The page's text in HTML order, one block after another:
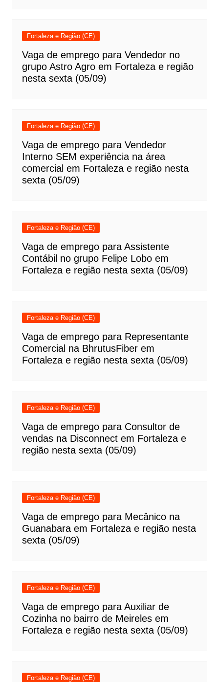
Fortaleza e Região (CE)
Vaga de emprego para Vendedor no
grupo Astro Agro em Fortaleza e região
nesta sexta (05/09)
Fortaleza e Região (CE)
Vaga de emprego para Vendedor
Interno SEM experiência na área
comercial em Fortaleza e região nesta
sexta (05/09)
Fortaleza e Região (CE)
Vaga de emprego para Assistente
Contábil no grupo Felipe Lobo em
Fortaleza e região nesta sexta (05/09)
Fortaleza e Região (CE)
Vaga de emprego para Representante
Comercial na BhrutusFiber em
Fortaleza e região nesta sexta (05/09)
Fortaleza e Região (CE)
Vaga de emprego para Consultor de
vendas na Disconnect em Fortaleza e
região nesta sexta (05/09)
Fortaleza e Região (CE)
Vaga de emprego para Mecânico na
Guanabara em Fortaleza e região nesta
sexta (05/09)
Fortaleza e Região (CE)
Vaga de emprego para Auxiliar de
Cozinha no bairro de Meireles em
Fortaleza e região nesta sexta (05/09)
Fortaleza e Região (CE)